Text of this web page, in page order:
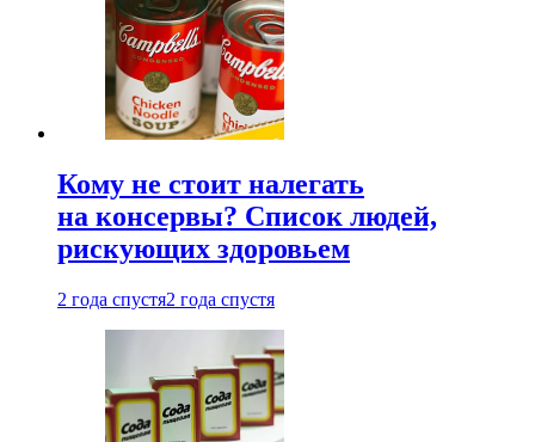
Кому не стоит налегать
на консервы? Список людей,
рискующих здоровьем
2 года спустя2 года спустя